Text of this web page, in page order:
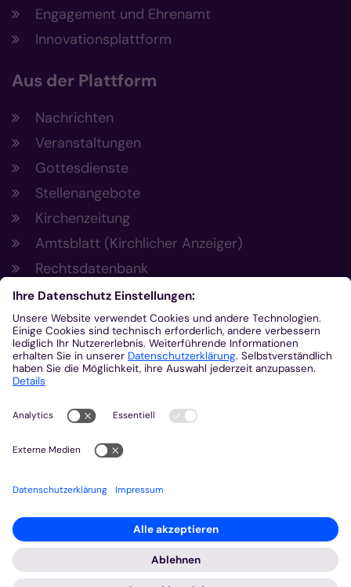
Engagement und Ehrenamt
Innovationsplattform
Aus der Plattform
Nachrichten
Veranstaltungen
Gottesdienste
Stellenangebote
Kirchenzeitung
Amtsblatt (Kirchlicher Anzeiger)
Rechtsdatenbank
Meldestelle gemäß Hinweisgeberschutzgesetz
Kontakt
+49 241 452-0
kommunikation@bistum-aachen.de
www.bistum-aachen.de
2026 © Bistum Aachen Impressum